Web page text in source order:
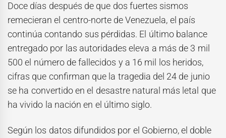
Doce días después de que dos fuertes sismos
remecieran el centro-norte de Venezuela, el país
continúa contando sus pérdidas. El último balance
entregado por las autoridades eleva a más de 3 mil
500 el número de fallecidos y a 16 mil los heridos,
cifras que confirman que la tragedia del 24 de junio
se ha convertido en el desastre natural más letal que
ha vivido la nación en el último siglo.
Según los datos difundidos por el Gobierno, el doble